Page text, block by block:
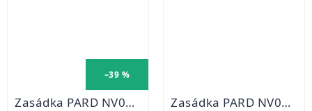
–39 %
Zasádka PARD NV007S 850nm Digitální noční vidění Zasádka PARD NV007V 12mm 940nm Digitální noční vidění